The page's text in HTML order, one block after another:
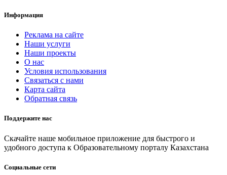
Информация
Реклама на сайте
Наши услуги
Наши проекты
О нас
Условия использования
Связаться с нами
Карта сайта
Обратная связь
Поддержите нас
Скачайте наше мобильное приложение для быстрого и
удобного доступа к Образовательному порталу Казахстана
Социальные сети